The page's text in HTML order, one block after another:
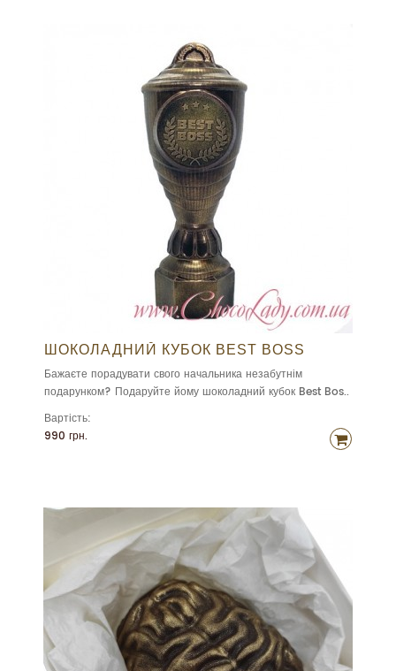
ШОКОЛАДНИЙ КУБОК BEST BOSS
Бажаєте порадувати свого начальника незабутнім
подарунком? Подаруйте йому шоколадний кубок Best Bos..
Вартість:
990 грн.